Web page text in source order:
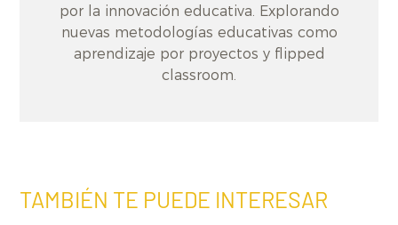
por la innovación educativa. Explorando
nuevas metodologías educativas como
aprendizaje por proyectos y flipped
classroom.
TAMBIÉN TE PUEDE INTERESAR